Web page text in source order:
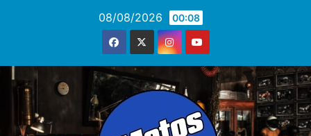
08/08/2026 00:08